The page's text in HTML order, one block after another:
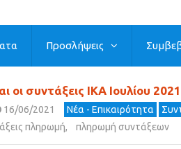
Προσλήψεις
οι συντάξεις ΙΚΑ Ιουλίου
16/06/2021 Νέα - Επικαιρότητα
πληρωμή, πληρωμή συντάξεων